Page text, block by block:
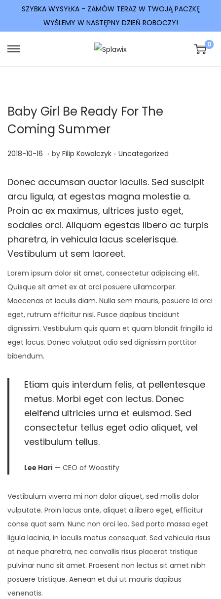
SZYBKA WYSYŁKA - ZAMÓW TERAZ W TWOJĄ PACZKĘ
WYŚLEMY W NASTĘPNY DZIEŃ ROBOCZY!
S
t
o
a
i
g
a
t
S
t
o
o
t
e
n
t
0
Baby Girl Be Ready For The
Coming Summer
P
s
t
e
d
o
n
2018-10-16 2
2
3
-
1
0
-
6
. by Filip Kowalczyk . P
s
t
e
d
i
n
Uncategorized
Donec accumsan auctor iaculis. Sed suscipit
arcu ligula, at egestas magna molestie a.
Proin ac ex maximus, ultrices justo eget,
sodales orci. Aliquam egestas libero ac turpis
pharetra, in vehicula lacus scelerisque.
Vestibulum ut sem laoreet.
Lorem ipsum dolor sit amet, consectetur adipiscing elit.
Quisque sit amet ex at orci posuere ullamcorper.
Maecenas at iaculis diam. Nulla sem mauris, posuere id orci
eget, rutrum efficitur nisl. Fusce dapibus tincidunt
dignissim. Vestibulum quis quam et quam blandit fringilla id
eget lacus. Donec volutpat odio sed dignissim porttitor
bibendum.
Etiam quis interdum felis, at pellentesque
metus. Morbi eget con lectus. Donec
eleifend ultricies urna et euismod. Sed
consectetur tellus eget odio aliquet, vel
vestibulum tellus.
Lee Hari — CEO of Woostify
Vestibulum viverra mi non dolor aliquet, sed mollis dolor
vulputate. Proin lacus ante, aliquet a libero eget, efficitur
conse quat sem. Nunc non orci leo. Sed porta massa eget
ligula lacinia, in iaculis metus consequat. Sed vehicula risus
at neque pharetra, nec convallis risus placerat tristique
pulvinar nunc sit amet. Praesent non lectus sit amet nibh
posuere tristique. Aenean et dui ut mauris dapibus
venenatis.